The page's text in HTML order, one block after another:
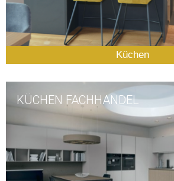
Küchen
KÜCHEN FACHHANDEL